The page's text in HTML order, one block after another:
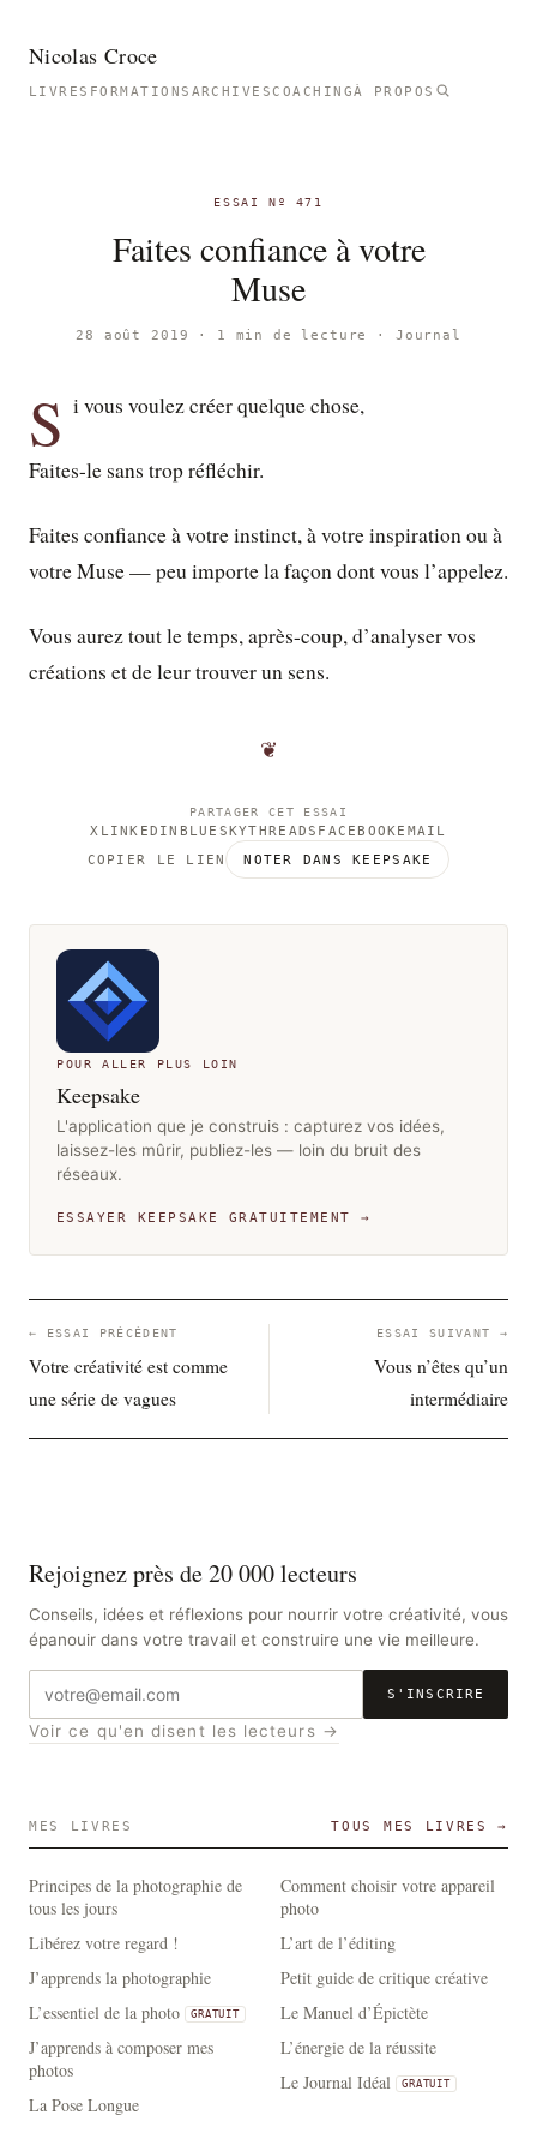
Nicolas Croce
LIVRES FORMATIONS ARCHIVESCOACHINGÀ PROPOS
ESSAI Nº 471
Faites confiance à votre
Muse
28 août 2019 · 1 min de lecture · Journal
S i vous voulez créer quelque chose,
Faites-le sans trop réfléchir.
Faites confiance à votre instinct, à votre inspiration ou à
votre Muse — peu importe la façon dont vous l’appelez.
Vous aurez tout le temps, après-coup, d’analyser vos
créations et de leur trouver un sens.
❦
PARTAGER CET ESSAI
X LINKEDIN BLUESKYTHREADS FACEBOOK EMAIL
COPIER LE LIEN
NOTER DANS KEEPSAKE
POUR ALLER PLUS LOIN
Keepsake
L'application que je construis : capturez vos idées,
laissez-les mûrir, publiez-les — loin du bruit des
réseaux.
ESSAYER KEEPSAKE GRATUITEMENT →
← ESSAI PRÉCÉDENT
Votre créativité est comme
une série de vagues
ESSAI SUIVANT →
Vous n’êtes qu’un
intermédiaire
Rejoignez près de 20 000 lecteurs
Conseils, idées et réflexions pour nourrir votre créativité, vous
épanouir dans votre travail et construire une vie meilleure.
Adresse
e-
mail
S'INSCRIRE
Voir ce qu'en disent les lecteurs →
MES LIVRES TOUS MES LIVRES →
Principes de la photographie de
tous les jours
Libérez votre regard !
J’apprends la photographie
L’essentiel de la photo
GRATUIT
J’apprends à composer mes
photos
La Pose Longue
Comment choisir votre appareil
photo
L’art de l’éditing
Petit guide de critique créative
Le Manuel d’Épictète
L’énergie de la réussite
Le Journal Idéal
GRATUIT